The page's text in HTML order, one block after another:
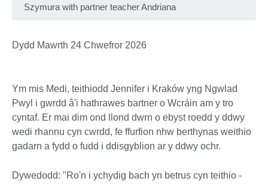
Szymura with partner teacher Andriana
Dydd Mawrth 24 Chwefror 2026
Ym mis Medi, teithiodd Jennifer i Kraków yng Ngwlad
Pwyl i gwrdd â'i hathrawes bartner o Wcráin am y tro
cyntaf. Er mai dim ond llond dwrn o ebyst roedd y ddwy
wedi rhannu cyn cwrdd, fe ffurfion nhw berthynas weithio
gadarn a fydd o fudd i ddisgyblion ar y ddwy ochr.
Dywedodd: "Ro'n i ychydig bach yn betrus cyn teithio -